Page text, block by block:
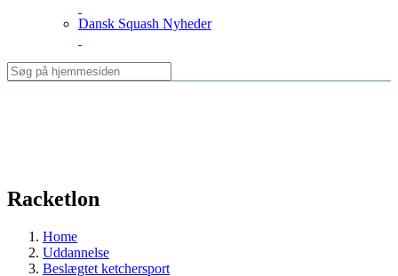
Dansk Squash Nyheder
Racketlon
Home
Uddannelse
Beslægtet ketchersport